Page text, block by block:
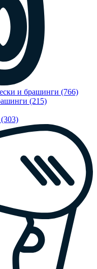
и брашинги (766)
(215)